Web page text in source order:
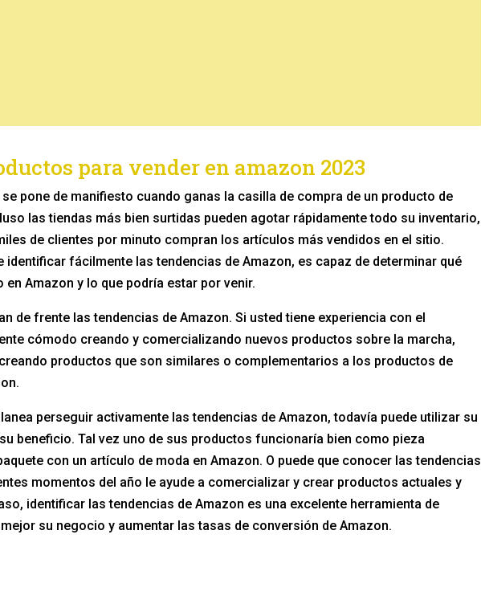
para vender en amazon 2023
pone de manifiesto cuando ganas la casilla de compra de un producto de
las tiendas más bien surtidas pueden agotar rápidamente todo su inventario,
de clientes por minuto compran los artículos más vendidos en el sitio.
identificar fácilmente las tendencias de Amazon, es capaz de determinar qué
Amazon y lo que podría estar por venir.
de frente las tendencias de Amazon. Si usted tiene experiencia con el
cómodo creando y comercializando nuevos productos sobre la marcha,
productos que son similares o complementarios a los productos de
perseguir activamente las tendencias de Amazon, todavía puede utilizar su
beneficio. Tal vez uno de sus productos funcionaría bien como pieza
con un artículo de moda en Amazon. O puede que conocer las tendencias
momentos del año le ayude a comercializar y crear productos actuales y
identificar las tendencias de Amazon es una excelente herramienta de
su negocio y aumentar las tasas de conversión de Amazon.